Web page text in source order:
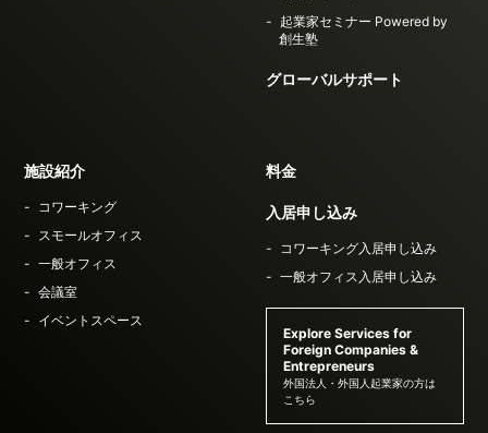
起業家セミナー Powered by
創生塾
グローバルサポート
施設紹介
コワーキング
スモールオフィス
一般オフィス
会議室
イベントスペース
料金
入居申し込み
コワーキング入居申し込み
一般オフィス入居申し込み
Explore Services for
Foreign Companies &
Entrepreneurs
外国法人・外国人起業家の方は
こちら